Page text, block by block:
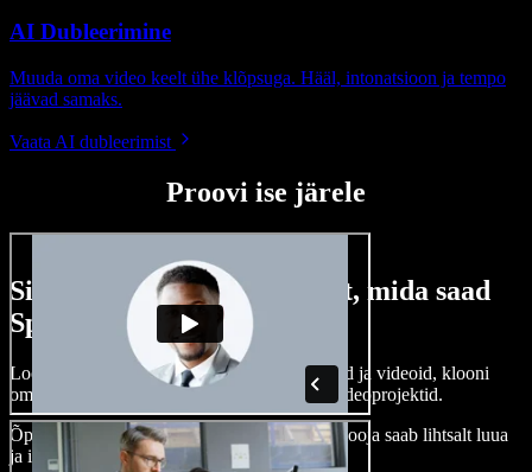
AI Dubleerimine
Muuda oma video keelt ühe klõpsuga. Hääl, intonatsioon ja tempo
jäävad samaks.
Vaata AI dubleerimist
Proovi ise järele
Siin on vaid väike osa sellest, mida saad
Speechify Studioga teha.
Loo voice-over’eid, kasuta tasuta pilte, helisid ja videoid, klooni
oma häält ja pane kokku terviklikud audio-videoprojektid.
Õppimiskõver puudub, kõik töötab veebis – looja saab lihtsalt luua
ja ideed kiiresti ellu viia.